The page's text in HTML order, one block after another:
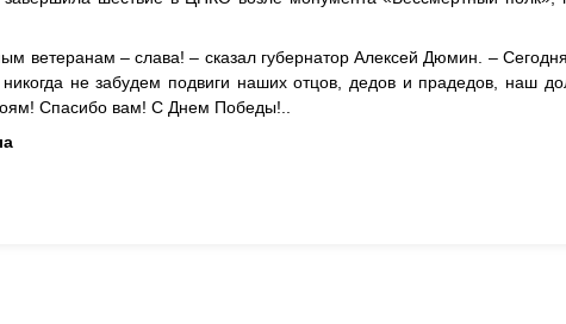
ветеранам – слава! – сказал губернатор Алексей Дюмин. –
не забудем подвиги наших отцов, дедов и прадедов, наш
Спасибо вам! С Днем Победы!..